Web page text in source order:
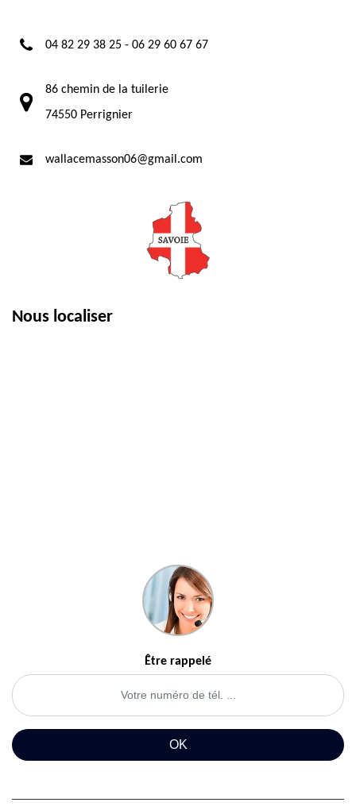
04 82 29 38 25 - 06 29 60 67 67
86 chemin de la tuilerie
74550 Perrignier
wallacemasson06@gmail.com
Nous localiser
Être rappelé